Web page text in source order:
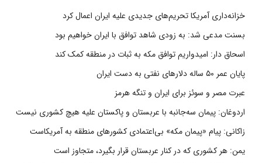
خزانه‌داری آمریکا تحریم‌های جدیدی علیه ایران اعمال کرد
بسنت مدعی شد: به زودی شاهد توافق با ایران خواهیم بود
اسحاق دار: امیدواریم توافق مکه به ثبات در منطقه کمک کند
پایان عمر ۵۰ ساله دلارهای نفتی به دست ایران
عبرت مصر و سوئز برای ایران و تنگه هرمز
اردوغان: پیمان سه‌جانبه با عربستان و پاکستان علیه هیچ کشوری نیست
زاکانی: پیام «پیمان مکه» بی‌اعتمادی کشورهای منطقه به آمریکاست
یمن: هر کشوری که در کنار عربستان قرار بگیرد، متجاوز است